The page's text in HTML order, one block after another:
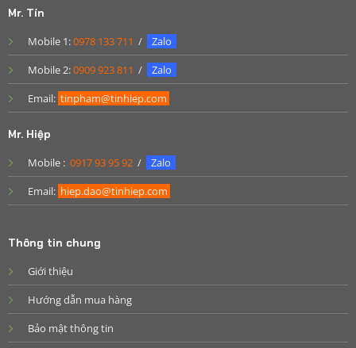
Mr. Tín
Mobile 1:0978 133 711 /
Zalo
Mobile 2:0909 923 811 /
Zalo
Email: tinpham@tinhiep.com
Mr. Hiệp
Mobile : 0917 93 95 92/
Zalo
Email: hiep.dao@tinhiep.com
Thông tin chung
Giới thiệu
Hướng dẫn mua hàng
Bảo mật thông tin